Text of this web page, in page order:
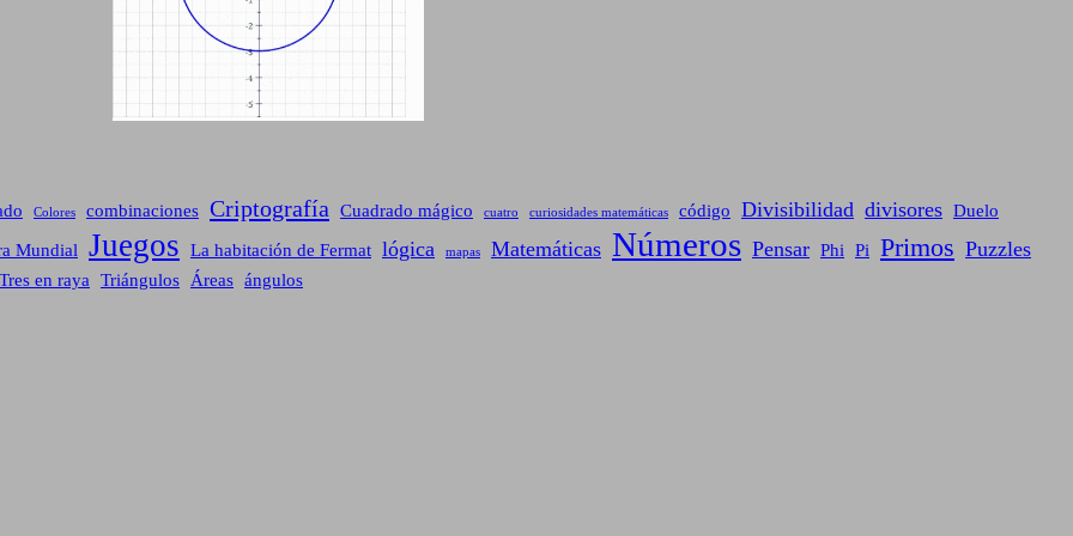
Colores combinaciones Criptografía Cuadrado mágico cuatro curiosidades matemáticas código Divisibilidad divisores Duelo
Mundial Juegos La habitación de Fermat lógica mapas Matemáticas Números Pensar Phi Pi Primos Puzzles
Tres en raya Triángulos Áreas ángulos